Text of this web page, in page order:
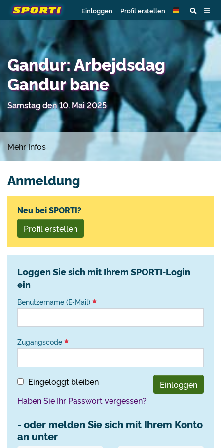
Einloggen Profil erstellen
Gandur: Arbejdsdag
Gandur bane
Samstag den 10. Mai 2025
Mehr Infos
Anmeldung
Neu bei SPORTI?
Profil erstellen
Loggen Sie sich mit Ihrem SPORTI-Login
ein
Benutzername (E-Mail)
Zugangscode
Eingeloggt bleiben
Einloggen
Haben Sie Ihr Passwort vergessen?
- oder melden Sie sich mit Ihrem Konto
an unter